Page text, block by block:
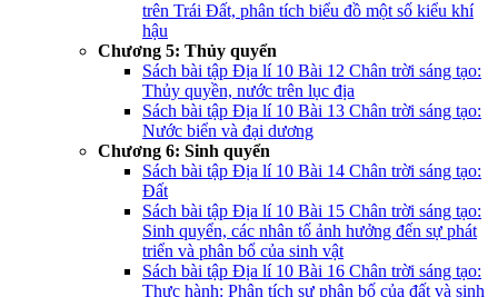
trên Trái Đất, phân tích biểu đồ một số kiểu khí
hậu
Chương 5: Thủy quyển
Sách bài tập Địa lí 10 Bài 12 Chân trời sáng tạo:
Thủy quyền, nước trên lục địa
Sách bài tập Địa lí 10 Bài 13 Chân trời sáng tạo:
Nước biển và đại dương
Chương 6: Sinh quyển
Sách bài tập Địa lí 10 Bài 14 Chân trời sáng tạo:
Đất
Sách bài tập Địa lí 10 Bài 15 Chân trời sáng tạo:
Sinh quyển, các nhân tố ảnh hưởng đến sự phát
triển và phân bổ của sinh vật
Sách bài tập Địa lí 10 Bài 16 Chân trời sáng tạo:
Thực hành: Phân tích sự phân bố của đất và sinh